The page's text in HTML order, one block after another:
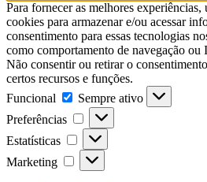
Para fornecer as melhores
cookies para armazenar e/ou acessar
consentimento para essas tecnologias
como comportamento de navegação ou
Não consentir ou retirar o
certos recursos e funções.
Funcional
Funcional
Sempre ativo
Preferências
Preferências
Estatísticas Estatísticas
Marketing Marketing